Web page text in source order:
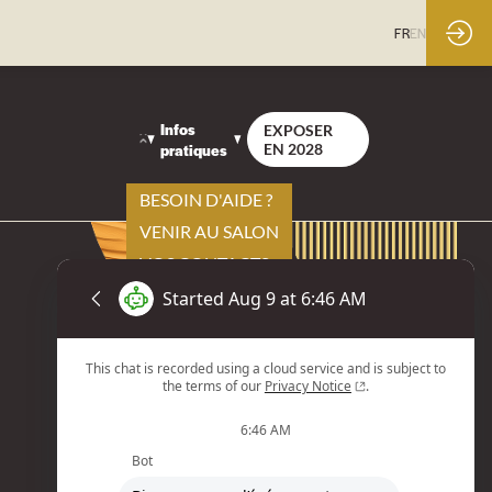
FREN
Infos
pratiques
BESOIN D'AIDE ?
VENIR AU SALON
VOS CONTACTS
EXPOSER
EN 2028